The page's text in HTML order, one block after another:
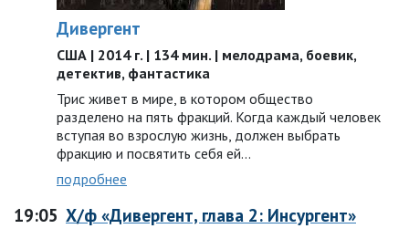
Дивергент
США | 2014 г. | 134 мин. | мелодрама, боевик,
детектив, фантастика
Трис живет в мире, в котором общество
разделено на пять фракций. Когда каждый человек
вступая во взрослую жизнь, должен выбрать
фракцию и посвятить себя ей...
подробнее
19:05 Х/ф «Дивергент, глава 2: Инсургент»